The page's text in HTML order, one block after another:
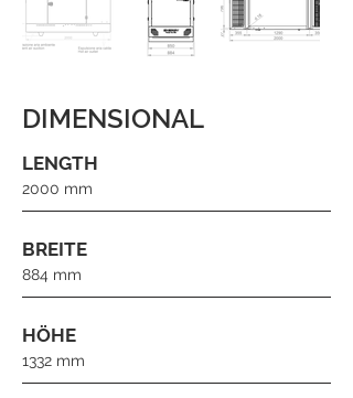
DIMENSIONAL
LENGTH
2000 mm
BREITE
884 mm
HÖHE
1332 mm